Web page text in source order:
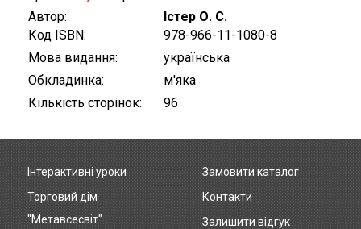
Автор
Істер О. С.
Код ISBN
978-966-11-1080-8
Мова видання
українська
Обкладинка
м'яка
Кількість сторінок
96
Footer
menu
Інтерактивні уроки
Торговий дім
"Метавсесвіт"
Замовити каталог
Контакти
Залишити відгук